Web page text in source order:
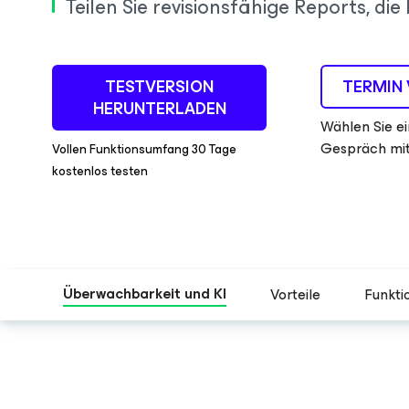
Teilen Sie revisionsfähige Reports,
TESTVERSION
HERUNTERLADEN
Vollen Funktionsumfang 30 Tage
kostenlos testen
TERMIN
Wählen Sie
Gespräch
Überwachbarkeit und KI Vorteile